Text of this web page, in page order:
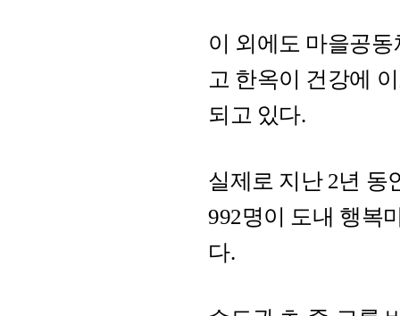
이 외에도 마을공
고 한옥이 건강에
되고 있다.
실제로 지난 2년 동
992명이 도내 행복
다.